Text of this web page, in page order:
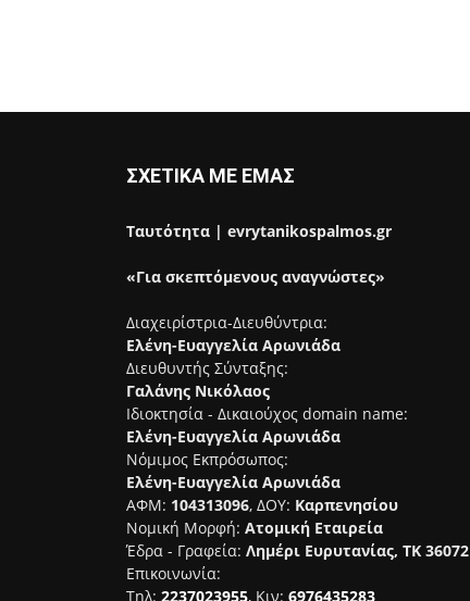
ΣΧΕΤΙΚΑ ΜΕ ΕΜΑΣ
Ταυτότητα | evrytanikospalmos.gr
«Για σκεπτόμενους αναγνώστες»
Διαχειρίστρια-Διευθύντρια:
Ελένη-Ευαγγελία Αρωνιάδα
Διευθυντής Σύνταξης:
Γαλάνης Νικόλαος
Ιδιοκτησία - Δικαιούχος domain name:
Ελένη-Ευαγγελία Αρωνιάδα
Νόμιμος Εκπρόσωπος:
Ελένη-Ευαγγελία Αρωνιάδα
ΑΦΜ: 104313096, ΔΟΥ: Καρπενησίου
Νομική Μορφή: Ατομική Εταιρεία
Έδρα - Γραφεία: Λημέρι Ευρυτανίας, ΤΚ 36072
Επικοινωνία:
Τηλ: 2237023955, Κιν: 6976435283